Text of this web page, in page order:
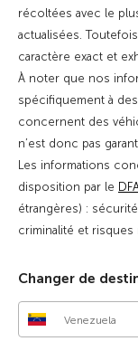
récoltées avec le
actualisées.
caractère exact et
À noter que nos
spécifiquement à
concernent des
n’est donc pas
Les informations
disposition par le
étrangères) :
criminalité et risques
Changer de
Venezuela